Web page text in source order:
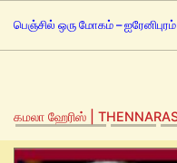
பெஞ்சில் ஒரு மோகம் –
கமலா ஹேரிஸ் |